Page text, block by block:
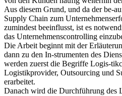
Aus diesem Grund, und da der be-
Supply Chain zum
zumindest beeinflusst, ist es
das Unternehmenscontrolling
Die Arbeit beginnt mit der
dann zu den In-strumenten des
werden zuerst die Begriffe Logis-
Logistikprovider, Outsourcing und
erarbeitet.
Danach wird die Durchführung des